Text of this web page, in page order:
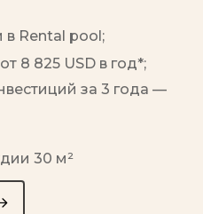
в Rental pool;
8 825 USD в год*;
за 3 года —
30 м²